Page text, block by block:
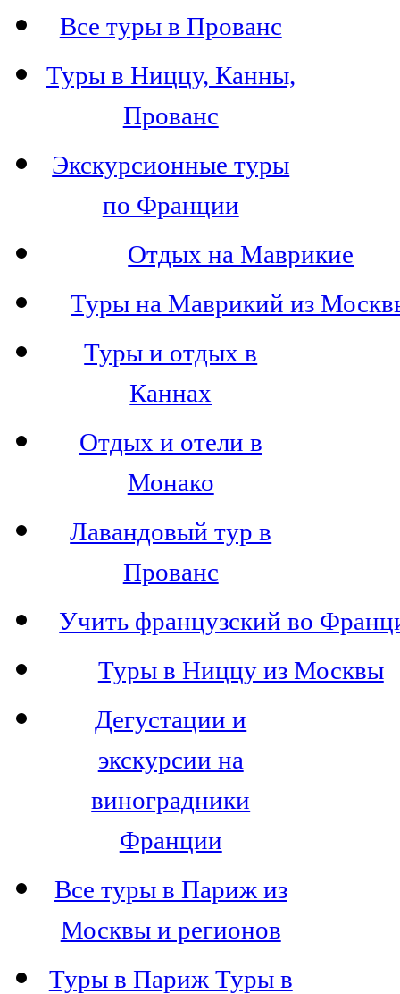
Все туры в Прованс
Туры в Ниццу, Канны,
Прованс
Экскурсионные туры
по Франции
Отдых на Маврикие
Туры на Маврикий из
Туры и отдых в
Каннах
Отдых и отели в
Монако
Лавандовый тур в
Прованс
Учить французский во
Туры в Ниццу из Москвы
Дегустации и
экскурсии на
виноградники
Франции
Все туры в Париж из
Москвы и регионов
Туры в Париж Туры в